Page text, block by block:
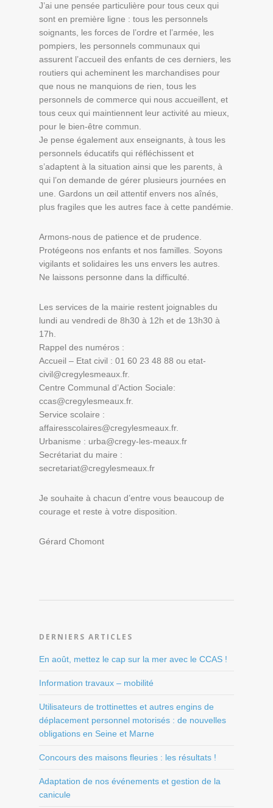
J’ai une pensée particulière pour tous ceux qui
sont en première ligne : tous les personnels
soignants, les forces de l’ordre et l’armée, les
pompiers, les personnels communaux qui
assurent l’accueil des enfants de ces derniers, les
routiers qui acheminent les marchandises pour
que nous ne manquions de rien, tous les
personnels de commerce qui nous accueillent, et
tous ceux qui maintiennent leur activité au mieux,
pour le bien-être commun.
Je pense également aux enseignants, à tous les
personnels éducatifs qui réfléchissent et
s’adaptent à la situation ainsi que les parents, à
qui l’on demande de gérer plusieurs journées en
une. Gardons un œil attentif envers nos aînés,
plus fragiles que les autres face à cette pandémie.
Armons-nous de patience et de prudence.
Protégeons nos enfants et nos familles. Soyons
vigilants et solidaires les uns envers les autres.
Ne laissons personne dans la difficulté.
Les services de la mairie restent joignables du
lundi au vendredi de 8h30 à 12h et de 13h30 à
17h.
Rappel des numéros :
Accueil – Etat civil : 01 60 23 48 88 ou etat-
civil@cregylesmeaux.fr.
Centre Communal d’Action Sociale:
ccas@cregylesmeaux.fr.
Service scolaire :
affairesscolaires@cregylesmeaux.fr.
Urbanisme : urba@cregy-les-meaux.fr
Secrétariat du maire :
secretariat@cregylesmeaux.fr
Je souhaite à chacun d’entre vous beaucoup de
courage et reste à votre disposition.
Gérard Chomont
DERNIERS ARTICLES
En août, mettez le cap sur la mer avec le CCAS !
Information travaux – mobilité
Utilisateurs de trottinettes et autres engins de
déplacement personnel motorisés : de nouvelles
obligations en Seine et Marne
Concours des maisons fleuries : les résultats !
Adaptation de nos événements et gestion de la
canicule